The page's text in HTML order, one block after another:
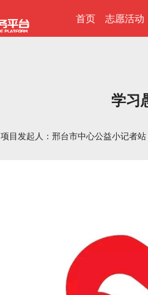
首页 志愿活动
学习
项目发起人：邢台市中心公益小记者站